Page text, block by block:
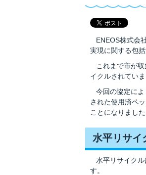
ENEOS株式会
実現に関する包
これまで市が収
イクルされていま
今回の協定によ
された使用済ペ
ことになりました
水平リサイ
水平リサイクル
す。